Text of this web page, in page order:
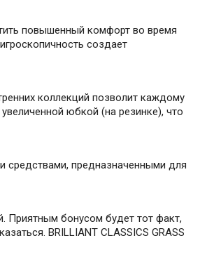
повышенный комфорт во время
создает
коллекций позволит каждому
юбкой (на резинке), что
средствами, предназначенными для
Приятным бонусом будет тот факт,
BRILLIANT CLASSICS GRASS